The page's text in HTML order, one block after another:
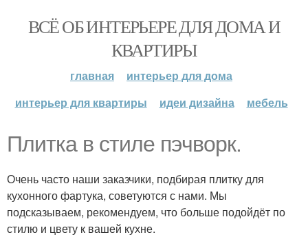
ВСЁ ОБ ИНТЕРЬЕРЕ ДЛЯ ДОМА И
КВАРТИРЫ
главная
интерьер для дома
интерьер для квартиры
идеи дизайна мебель
Плитка в стиле пэчворк.
Очень часто наши заказчики, подбирая плитку для
кухонного фартука, советуются с нами. Мы
подсказываем, рекомендуем, что больше подойдёт по
стилю и цвету к вашей кухне.